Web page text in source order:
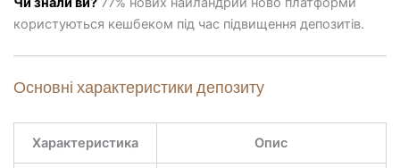
користуються кешбеком під час підвищення депозитів.
Основні характеристики депозиту
Характеристика Опис